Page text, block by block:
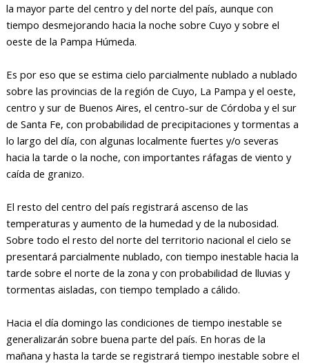
la mayor parte del centro y del norte del país, aunque con
tiempo desmejorando hacia la noche sobre Cuyo y sobre el
oeste de la Pampa Húmeda.
Es por eso que se estima cielo parcialmente nublado a nublado
sobre las provincias de la región de Cuyo, La Pampa y el oeste,
centro y sur de Buenos Aires, el centro-sur de Córdoba y el sur
de Santa Fe, con probabilidad de precipitaciones y tormentas a
lo largo del día, con algunas localmente fuertes y/o severas
hacia la tarde o la noche, con importantes ráfagas de viento y
caída de granizo.
El resto del centro del país registrará ascenso de las
temperaturas y aumento de la humedad y de la nubosidad.
Sobre todo el resto del norte del territorio nacional el cielo se
presentará parcialmente nublado, con tiempo inestable hacia la
tarde sobre el norte de la zona y con probabilidad de lluvias y
tormentas aisladas, con tiempo templado a cálido.
Hacia el día domingo las condiciones de tiempo inestable se
generalizarán sobre buena parte del país. En horas de la
mañana y hasta la tarde se registrará tiempo inestable sobre el